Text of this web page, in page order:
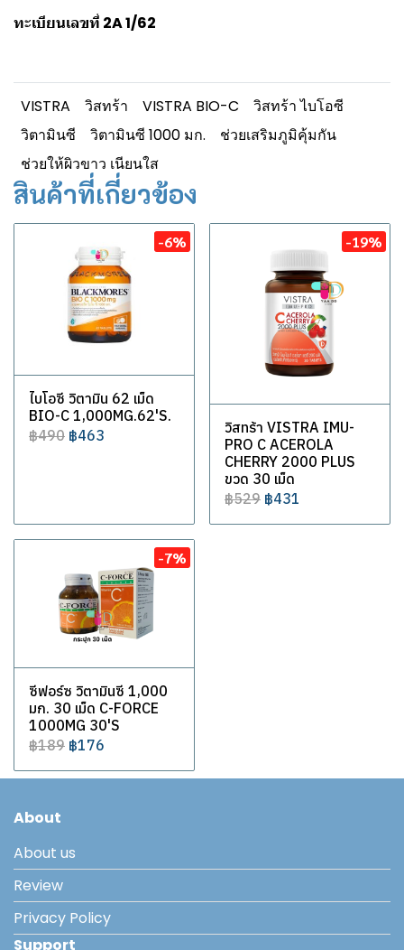
ทะเบียนเลขที่ 2A 1/62
VISTRA วิสทร้า VISTRA BIO-C
วิสทร้า ไบโอซี
วิตามินซี
วิตามินซี 1000 มก.
ช่วยเสริมภูมิคุ้มกัน
ช่วยให้ผิวขาว เนียนใส
สินค้าที่เกี่ยวข้อง
-6%
ไบโอซี วิตามิน 62 เม็ด
BIO-C 1,000MG.62'S.
฿490 ฿463
-19%
วิสทร้า VISTRA IMU-
PRO C ACEROLA
CHERRY 2000 PLUS
ขวด 30 เม็ด
฿529 ฿431
-7%
ซีฟอร์ซ วิตามินซี 1,000
มก. 30 เม็ด C-FORCE
1000MG 30'S
฿189 ฿176
About
About us
Review
Privacy Policy
Support